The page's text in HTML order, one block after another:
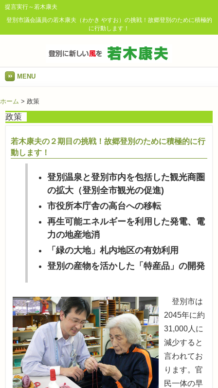
提言実行～若木康夫
登別市議会議員の若木康夫（わかき やすお）の挑戦！故郷登別のために積極的
に行動します！
MENU
ホーム > 政策
政策
若木康夫の２期目の挑戦！故郷登別のために積極的に行
動します！
登別温泉と登別市内を包括した観光商圏
の拡大（登別全市観光の促進)
市役所本庁舎の高台への移転
再生可能エネルギーを利用した発電、電
力の地産地消
「緑の大地」札内地区の有効利用
登別の産物を活かした「特産品」の開発
登別市は
2045年に約
31,000人に
減少すると
言われてお
ります。官
民一体の早